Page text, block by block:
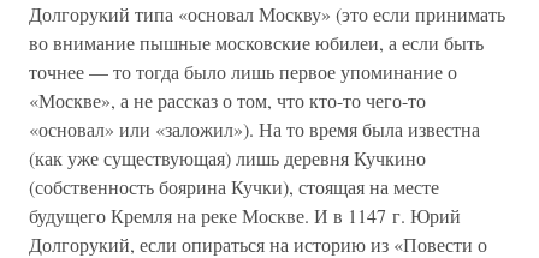
Долгорукий типа «основал Москву» (это если принимать
во внимание пышные московские юбилеи, а если быть
точнее — то тогда было лишь первое упоминание о
«Москве», а не рассказ о том, что кто-то чего-то
«основал» или «заложил»). На то время была известна
(как уже существующая) лишь деревня Кучкино
(собственность боярина Кучки), стоящая на месте
будущего Кремля на реке Москве. И в 1147 г. Юрий
Долгорукий, если опираться на историю из «Повести о